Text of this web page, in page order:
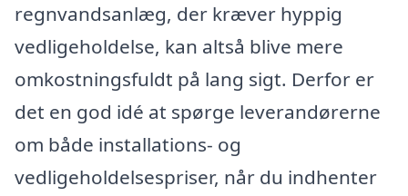
regnvandsanlæg, der kræver hyppig
vedligeholdelse, kan altså blive mere
omkostningsfuldt på lang sigt. Derfor er
det en god idé at spørge leverandørerne
om både installations- og
vedligeholdelsespriser, når du indhenter